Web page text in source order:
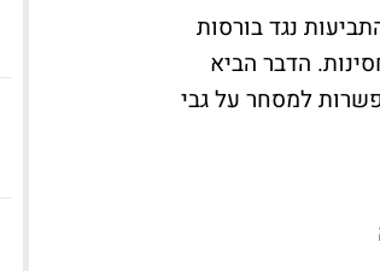
נגד בורסות
הדבר הביא
למסחר על גבי